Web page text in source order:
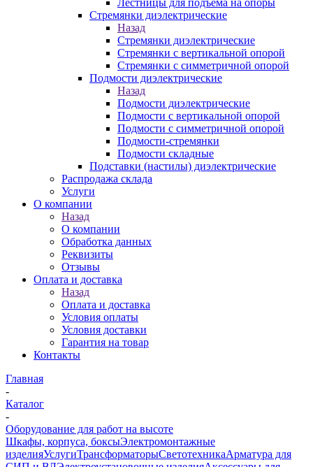
Лестницы для подъема на опоры
Стремянки диэлектрические
Назад
Стремянки диэлектрические
Стремянки с вертикальной опорой
Стремянки с симметричной опорой
Подмости диэлектрические
Назад
Подмости диэлектрические
Подмости с вертикальной опорой
Подмости с симметричной опорой
Подмости-стремянки
Подмости складные
Подставки (настилы) диэлектрические
Распродажа склада
Услуги
О компании
Назад
О компании
Обработка данных
Реквизиты
Отзывы
Оплата и доставка
Назад
Оплата и доставка
Условия оплаты
Условия доставки
Гарантия на товар
Контакты
Главная
-
Каталог
-
Оборудование для работ на высоте
Шкафы, корпуса, боксыЭлектромонтажные
изделияУслугиТрансформаторыСветотехникаАрматура для